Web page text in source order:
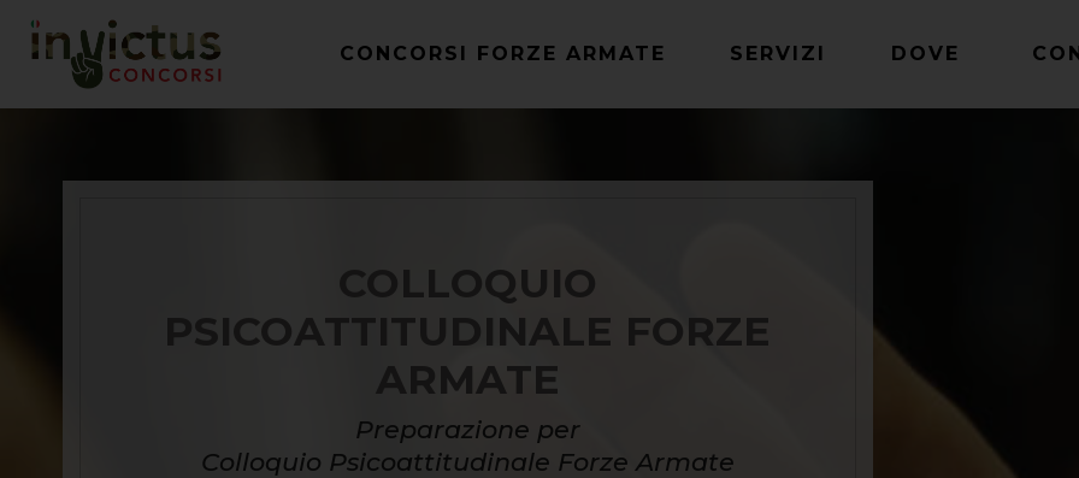
CONCORSI FORZE ARMATE SERVIZI DOVE
COLLOQUIO
PSICOATTITUDINALE FORZE
ARMATE
Preparazione per
Colloquio Psicoattitudinale Forze Armate